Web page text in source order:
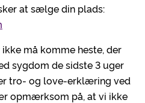
at sælge din plads:
må komme heste, der
sygdom de sidste 3 uger
tro- og love-erklæring ved
opmærksom på, at vi ikke